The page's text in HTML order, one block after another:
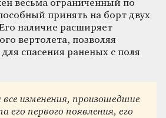
весьма ограниченный по
принять на борт двух
наличие расширяет
вертолета, позволяя
для спасения раненых с поля
изменения, произошедшие
его первого появления, его